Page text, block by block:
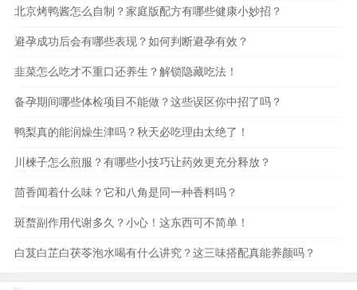
北京烤鸭酱怎么自制？家庭版配方有哪些健康小妙招？
避孕成功后会有哪些表现？如何判断避孕有效？
韭菜怎么吃才不重口还养生？解锁隐藏吃法！
备孕期间哪些体检项目不能做？这些误区你中招了吗？
鸭梨真的能润燥生津吗？秋天必吃理由太绝了！
川楝子怎么煎服？有哪些小技巧让药效更充分释放？
茴香闻着什么味？它和八角是同一种香料吗？
斑蝥副作用代谢多久？小心！这东西可不简单！
白芨白芷白茯苓泡水喝有什么讲究？这三味搭配真能养颜吗？